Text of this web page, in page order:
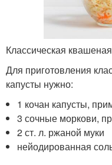
Классическая
Для приготовления
капусты нужно:
1 кочан капусты,
3 сочные моркови,
2 ст. л. ржаной муки
нейодированная